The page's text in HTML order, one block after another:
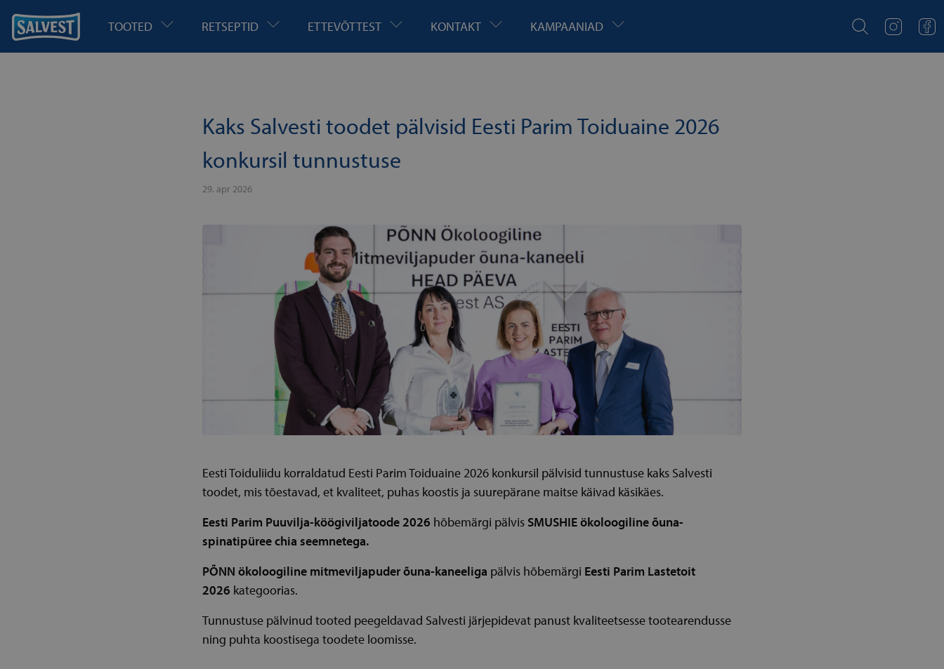
TOOTED RETSEPTID ETTEVÕTTEST KONTAKT KAMPAANIAD
Kaks Salvesti toodet pälvisid Eesti Parim Toiduaine 2026
konkursil tunnustuse
29. apr 2026
Eesti Toiduliidu korraldatud Eesti ParimToiduaine 2026 konkursil pälvisid tunnustuse kaks Salvesti
toodet, mis tõestavad, et kvaliteet, puhas koostis ja suurepärane maitse käivad käsikäes.
Eesti Parim Puuvilja-köögiviljatoode 2026 hõbemärgi pälvis SMUSHIE ökoloogiline õuna-
spinatipüree chia seemnetega.
PÕNN ökoloogiline mitmeviljapuder õuna-kaneeliga pälvis hõbemärgi Eesti Parim Lastetoit
2026 kategoorias.
Tunnustuse pälvinud tooted peegeldavad Salvesti järjepidevat panust kvaliteetsesse tootearendusse
ning puhta koostisega toodete loomisse.